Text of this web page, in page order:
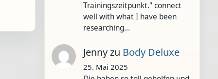
Trainingszeitpunkt." connect
well with what I have been
researching…
Jennyzu Body Deluxe
25. Mai 2025